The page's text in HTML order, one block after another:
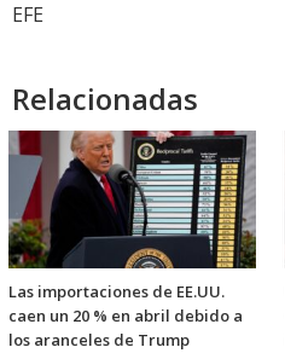
EFE
Relacionadas
Las importaciones de EE.UU.
caen un 20 % en abril debido a
los aranceles de Trump